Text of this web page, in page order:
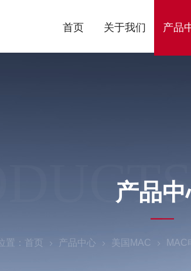
首页 关于我们 产品
产品
置： 首页 产品中心 美国MAC MAC